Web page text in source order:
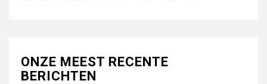
ONZE MEEST RECENTE
BERICHTEN